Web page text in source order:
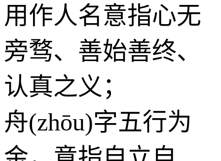
用作人名意指心无
旁骛、善始善终、
认真之义；
舟(zhōu)字五行为